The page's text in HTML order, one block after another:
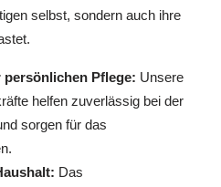
selbst, sondern auch ihre
Pflege: Unsere
helfen zuverlässig bei der
sorgen für das
Das